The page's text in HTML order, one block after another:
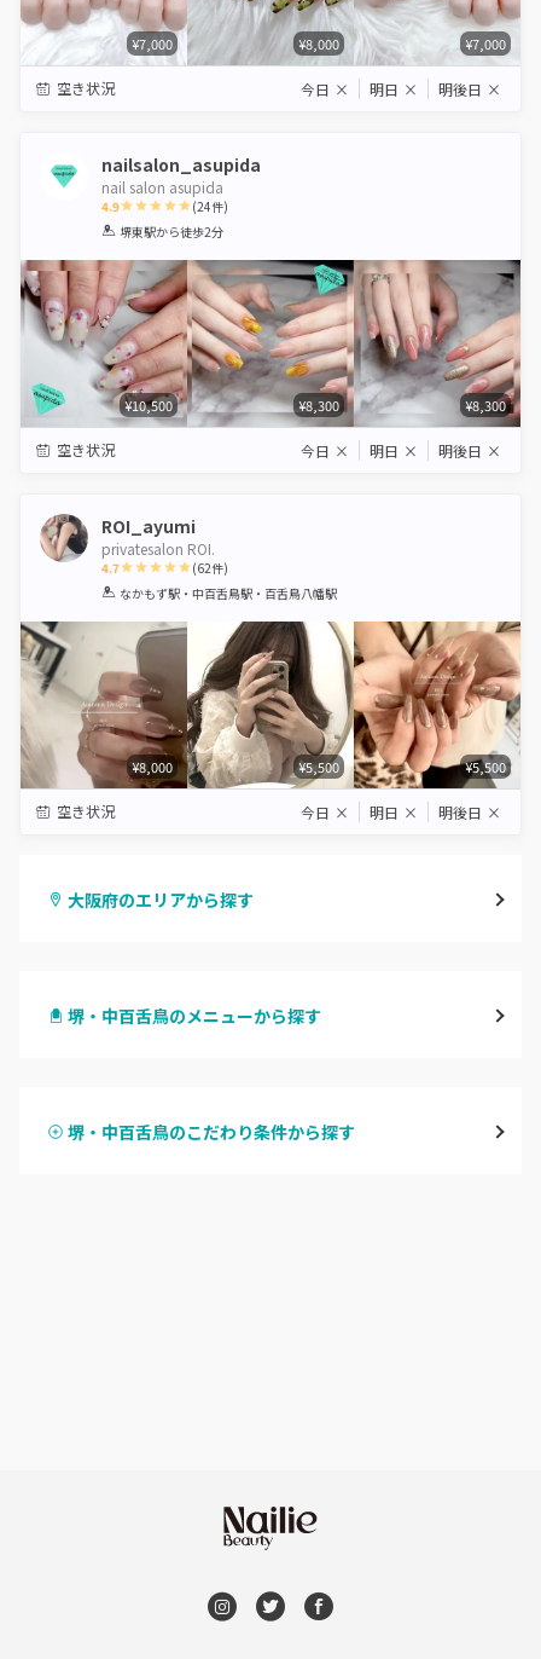
¥7,000 ¥8,000 ¥7,000
空き状況 今日 × 明日 × 明後日 ×
nailsalon_asupida
nail salon asupida
4.9
1 2 3 4 5
(24件)
堺東駅から徒歩2分
¥10,500 ¥8,300 ¥8,300
空き状況 今日 × 明日 × 明後日 ×
ROI_ayumi
privatesalon ROI.
4.7
1 2 3 4 5
(62件)
なかもず駅・中百舌鳥駅・百舌鳥八幡駅
¥8,000 ¥5,500 ¥5,500
空き状況 今日 × 明日 × 明後日 ×
大阪府のエリアから探す
心斎橋・南船場・アメ村
堺・中百舌鳥のメニューから探す
ハンドスカルプ
堺・中百舌鳥のこだわり条件から探す